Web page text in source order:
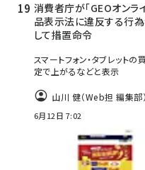
消費者庁が「GEOオンラ
品表示法に違反する行
して措置命令
スマートフォン・タブレット
定で上がるなどと表示
山川 健（Web担 編集部）
6月12日 7:02